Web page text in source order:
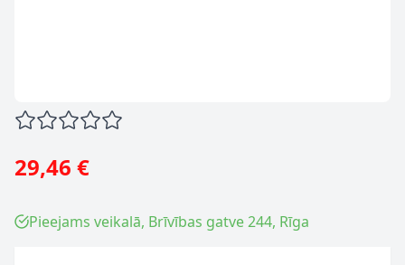
29,46 €
Pieejams veikalā, Brīvības gatve 244, Rīga